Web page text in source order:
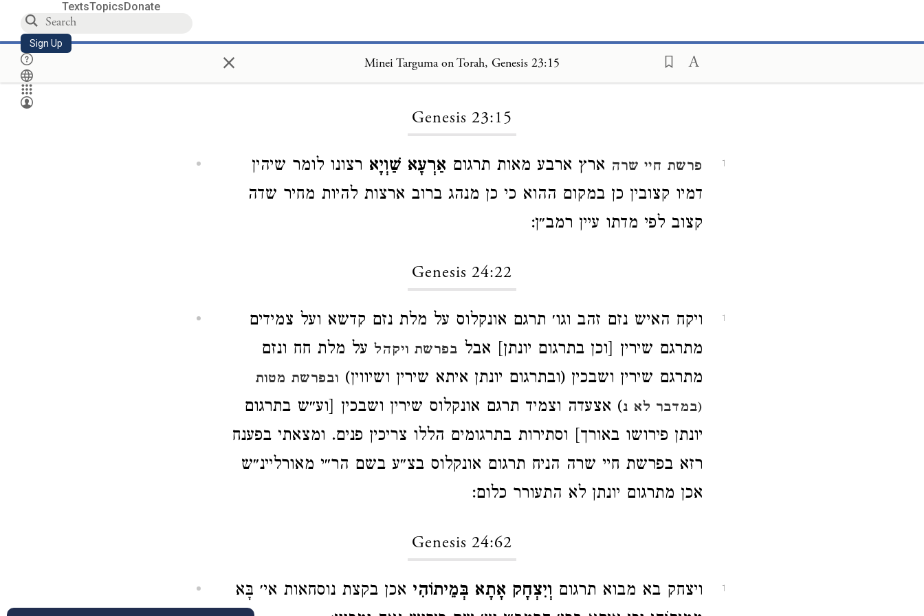
TextsTopicsDonate
Sign Up × Minei Targuma on Torah, Genesis 23:15
Genesis 23:15
1 פרשת חיי שרה ארץ ארבע מאות תרגום אַרְעָא שַׁוְיָא רצונו לומר שיהין
דמיו קצובין כן במקום ההוא כי כן מנהג ברוב ארצות להיות מחיר שדה
קצוב לפי מדתו עיין רמב״ן:
Genesis 24:22
1
ויקח האיש נזם זהב וגו׳ תרגם אונקלוס על מלת נזם קדשא ועל צמידים
מתרגם שירין [וכן בתרגום יונתן] אבל בפרשת ויקהל על מלת חח ונזם
מתרגם שירין ושבכין (ובתרגום יונתן איתא שירין ושיווין) ובפרשת מטות
(במדבר לא נ) אצעדה וצמיד תרגם אונקלוס שירין ושבכין [וע״ש בתרגום
יונתן פירושו באורך] וסתירות בתרגומים הללו צריכין פנים. ומצאתי בפענח
רזא בפרשת חיי שרה הניח תרגום אונקלוס בצ״ע בשם הר״י מאורליינ״ש
אכן מתרגום יונתן לא התעורר כלום:
Genesis 24:62
1 ויצחק בא מבוא תרגום וְיִצְחָק אָתָא בְּמֵיתוֹהִי אכן בקצת נוסחאות אי׳ בָּא